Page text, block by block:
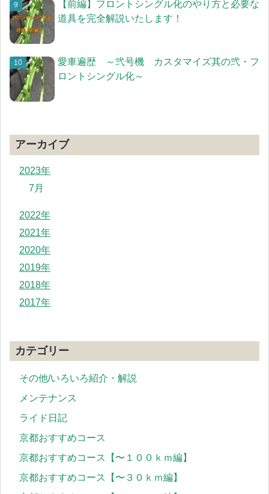
【前編】フロントシングル化のやり方と必要な
道具を完全解説いたします！
愛車遍歴 ～弐号機 カスタマイズ其の弐・フ
ロントシングル化～
アーカイブ
2023年
7月
2022年
2021年
2020年
2019年
2018年
2017年
カテゴリー
その他/いろいろ紹介・解説
メンテナンス
ライド日記
京都おすすめコース
京都おすすめコース【〜１００ｋｍ編】
京都おすすめコース【〜３０ｋｍ編】